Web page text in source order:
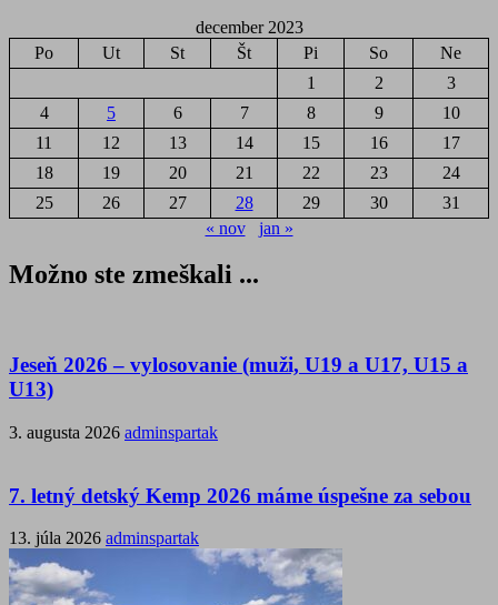
december 2023
Po
Ut St Št Pi So
Ne
1
2
3
4
5 6 7 8 9
10
11
12 13 14 15 16
17
18
19 20 21 22 23
24
25
26 27 28 29 30
31
« nov
jan »
Možno ste zmeškali ...
Jeseň 2026 – vylosovanie (muži, U19 a U17, U15 a
U13)
3. augusta 2026 adminspartak
7. letný detský Kemp 2026 máme úspešne za sebou
13. júla 2026 adminspartak